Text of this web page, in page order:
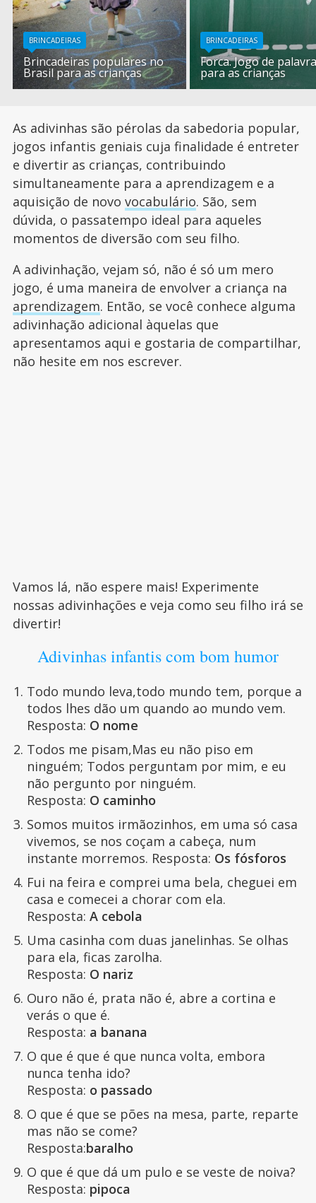
BRINCADEIRAS
Brincadeiras populares no
Brasil para as crianças
BRINCADEIRAS
Forca. Jogo de
para as crianças
As adivinhas são pérolas da sabedoria popular,
jogos infantis geniais cuja finalidade é entreter
e divertir as crianças, contribuindo
simultaneamente para a aprendizagem e a
aquisição de novo vocabulário. São, sem
dúvida, o passatempo ideal para aqueles
momentos de diversão com seu filho.
A adivinhação, vejam só, não é só um mero
jogo, é uma maneira de envolver a criança na
aprendizagem. Então, se você conhece alguma
adivinhação adicional àquelas que
apresentamos aqui e gostaria de compartilhar,
não hesite em nos escrever.
Vamos lá, não espere mais! Experimente
nossas adivinhações e veja como seu filho irá se
divertir!
Adivinhas infantis com bom humor
Todo mundo leva,todo mundo tem, porque a
todos lhes dão um quando ao mundo vem.
Resposta: O nome
Todos me pisam,Mas eu não piso em
ninguém; Todos perguntam por mim, e eu
não pergunto por ninguém.
Resposta: O caminho
Somos muitos irmãozinhos, em uma só casa
vivemos, se nos coçam a cabeça, num
instante morremos. Resposta: Os fósforos
Fui na feira e comprei uma bela, cheguei em
casa e comecei a chorar com ela.
Resposta: A cebola
Uma casinha com duas janelinhas. Se olhas
para ela, ficas zarolha.
Resposta: O nariz
Ouro não é, prata não é, abre a cortina e
verás o que é.
Resposta: a banana
O que é que é que nunca volta, embora
nunca tenha ido?
Resposta: o passado
O que é que se pões na mesa, parte, reparte
mas não se come?
Resposta:baralho
O que é que dá um pulo e se veste de noiva?
Resposta: pipoca